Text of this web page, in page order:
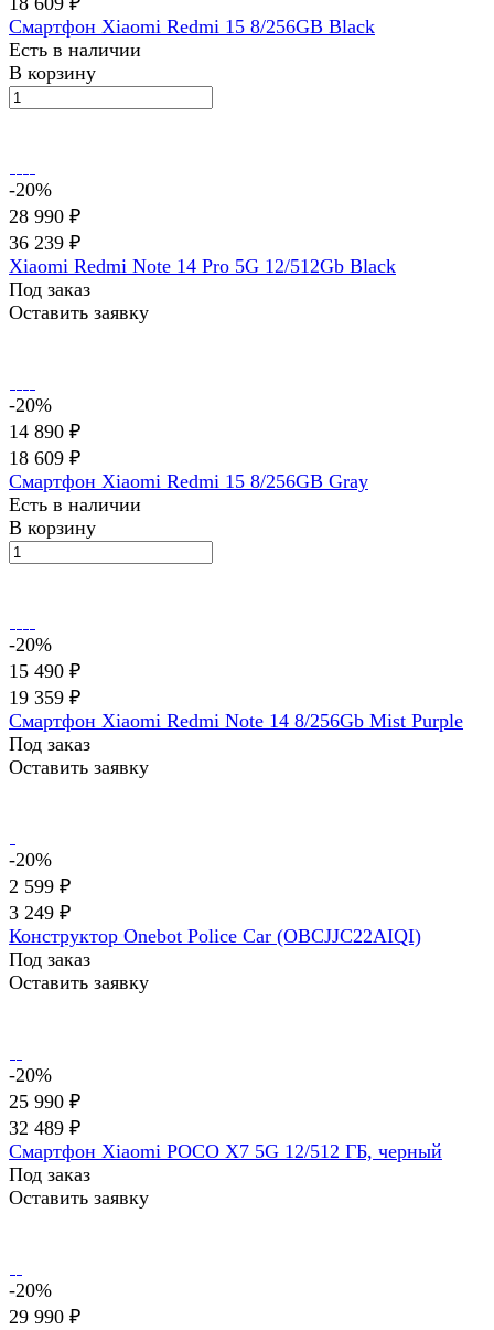
Смартфон Xiaomi Redmi 15 8/256GB Black
Есть в наличии
В корзину
-20%
28 990 ₽
36 239 ₽
Xiaomi Redmi Note 14 Pro 5G 12/512Gb Black
Под заказ
Оставить заявку
-20%
14 890 ₽
18 609 ₽
Смартфон Xiaomi Redmi 15 8/256GB Gray
Есть в наличии
В корзину
-20%
15 490 ₽
19 359 ₽
Смартфон Xiaomi Redmi Note 14 8/256Gb Mist Purple
Под заказ
Оставить заявку
-20%
2 599 ₽
3 249 ₽
Конструктор Onebot Police Car (OBCJJC22AIQI)
Под заказ
Оставить заявку
-20%
25 990 ₽
32 489 ₽
Смартфон Xiaomi POCO X7 5G 12/512 ГБ, черный
Под заказ
Оставить заявку
-20%
29 990 ₽